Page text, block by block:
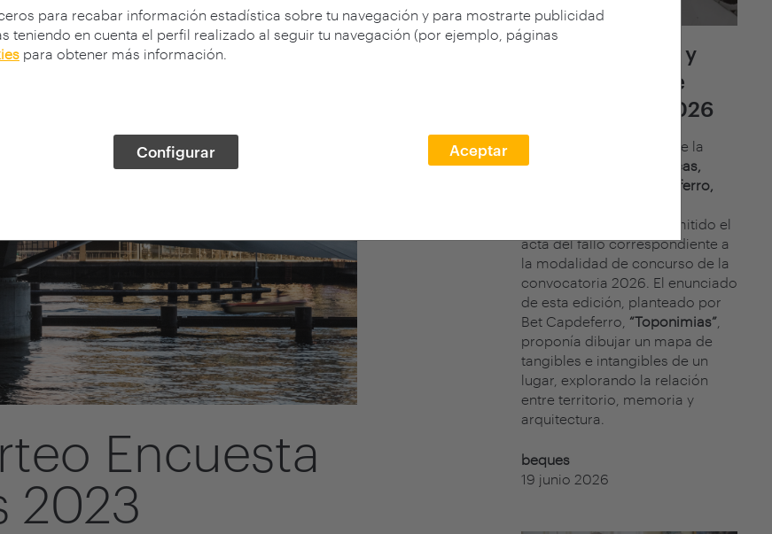
para recabar información estadística sobre tu navegación y para mostrarte publicidad
teniendo en cuenta el perfil realizado al seguir tu navegación (por ejemplo, páginas
para obtener más información.
Configurar Aceptar
Encuesta
2023
Fallo del jurado y
adjudicación de
arquia/becas 2026
El jurado del concurso de la
XXVII edición arquia/becas,
Bet Capdeferro,
bosch.capdeferro, ha emitido el
acta del fallo correspondiente a
la modalidad de concurso de la
convocatoria 2026. El enunciado
de esta edición, planteado por
Bet Capdeferro, “Toponimias”,
proponía dibujar un mapa de
tangibles e intangibles de un
lugar, explorando la relación
entre territorio, memoria y
arquitectura.
beques
19 junio 2026